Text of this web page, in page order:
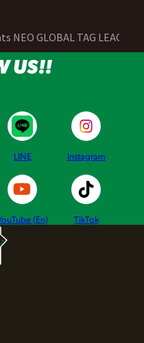
NEO GLOBAL TAG LEAGUE
US!!
LINE Instagram
(En) TikTok